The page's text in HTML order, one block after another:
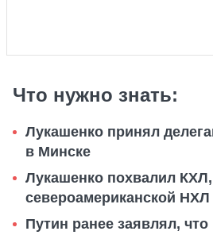
Что нужно знать:
Лукашенко принял
в Минске
Лукашенко похвалил
североамериканской НХЛ
Путин ранее заявлял,